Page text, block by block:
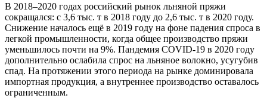
В 2018–2020 годах российский рынок льняной пряжи
сокращался: с 3,6 тыс. т в 2018 году до 2,6 тыс. т в 2020 году.
Снижение началось ещё в 2019 году на фоне падения спроса в
легкой промышленности, когда общее производство пряжи
уменьшилось почти на 9%. Пандемия COVID-19 в 2020 году
дополнительно ослабила спрос на льняное волокно, усугубив
спад. На протяжении этого периода на рынке доминировала
импортная продукция, а внутреннее производство оставалось
ограниченным.